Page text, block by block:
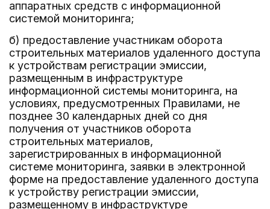
аппаратных средств с информационной
системой мониторинга;
б) предоставление участникам оборота
строительных материалов удаленного доступа
к устройствам регистрации эмиссии,
размещенным в инфраструктуре
информационной системы мониторинга, на
условиях, предусмотренных Правилами, не
позднее 30 календарных дней со дня
получения от участников оборота
строительных материалов,
зарегистрированных в информационной
системе мониторинга, заявки в электронной
форме на предоставление удаленного доступа
к устройству регистрации эмиссии,
размещенному в инфраструктуре